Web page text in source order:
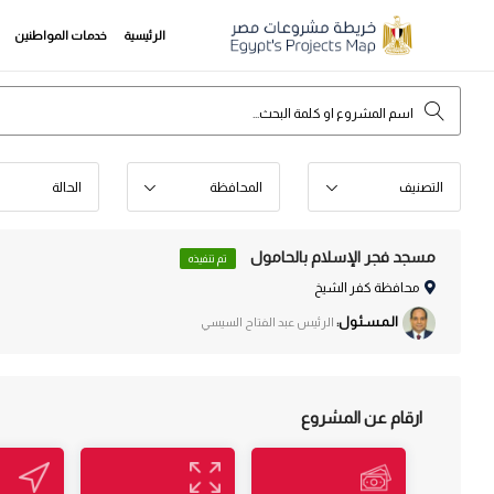
الرئيسية خدمات المواطنين
التصنيف المحافظة الحالة
مسجد فجر الإسلام بالحامول تم تنفيذه
محافظة كفر الشيخ
الـمـسـئـول: الرئيس عبد الفتاح السيسي
ارقام عن المشروع